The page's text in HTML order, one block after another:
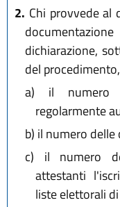
2. Chi provvede al
dichiarazione,
del
a) il numero
regolarmente
b) il numero delle
c) il numero
attestanti
liste elettorali